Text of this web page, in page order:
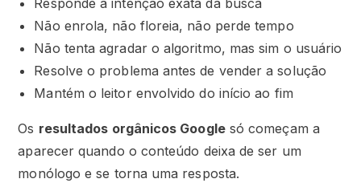
Responde a intenção exata da busca
Não enrola, não floreia, não perde tempo
Não tenta agradar o algoritmo, mas sim o usuário
Resolve o problema antes de vender a solução
Mantém o leitor envolvido do início ao fim
Os resultados orgânicos Googlesó começam a
aparecer quando o conteúdo deixa de ser um
monólogo e se torna uma resposta.